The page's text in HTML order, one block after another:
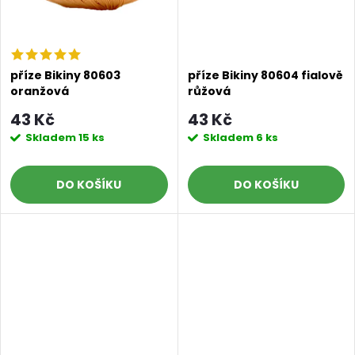
příze Bikiny 80603
oranžová
43 Kč
Skladem15 ks
DO KOŠÍKU
příze Bikiny 80604 fialově
růžová
43 Kč
Skladem 6 ks
DO KOŠÍKU